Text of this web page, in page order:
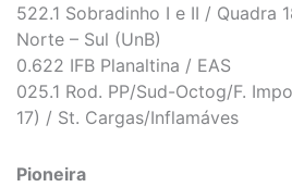
522.1 Sobradinho I e II / Quadra
Norte – Sul (UnB)
0.622 IFB Planaltina / EAS
025.1 Rod. PP/Sud-Octog/F.
17) / St. Cargas/Inflamáves
Pioneira